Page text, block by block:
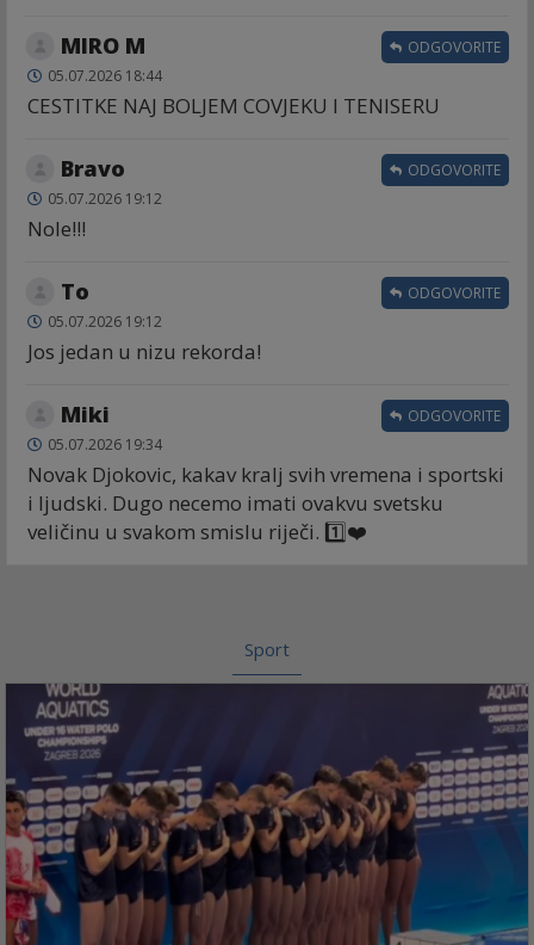
MIRO M
05.07.2026 18:44
CESTITKE NAJ BOLJEM COVJEKU I TENISERU
ODGOVORITE
Bravo
05.07.2026 19:12
Nole!!!
ODGOVORITE
To
05.07.2026 19:12
Jos jedan u nizu rekorda!
ODGOVORITE
Miki
05.07.2026 19:34
Novak Djokovic, kakav kralj svih vremena i sportski
i ljudski. Dugo necemo imati ovakvu svetsku
veličinu u svakom smislu riječi. 1️⃣❤️
ODGOVORITE
Sport